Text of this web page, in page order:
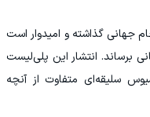
جهانی گذاشته و امیدوار است
برساند. انتشار این پلی‌لیست
سلیقه‌ای متفاوت از آنچه